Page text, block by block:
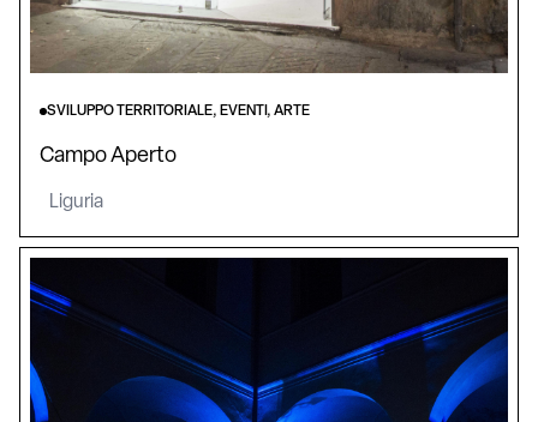
SVILUPPO TERRITORIALE, EVENTI, ARTE
Campo Aperto
Liguria